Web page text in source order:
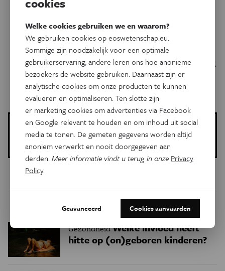
Sterven in 2015 meer vrouwen aan longkanker dan
aan borstkanker?
Verbetert een nieuwe test de diagnose van hartinfarct
bij vrouwen?
Meer over de volgende onderwerpen:
Gerelateerde artikels
GezondheidWelke invloed heeft
hitte op (on)geboren kinderen?
Welke cookies gebruiken we en waarom?
We gebruiken cookies op eoswetenschap.eu.
Sommige zijn noodzakelijk voor een optimale
gebruikerservaring, andere leren ons hoe anonieme
bezoekers de website gebruiken. Daarnaast zijn er
analytische cookies om onze producten te kunnen
evalueren en optimaliseren. Ten slotte zijn
er marketing cookies om advertenties via Facebook
en Google relevant te houden en om inhoud uit social
media te tonen. De gemeten gegevens worden altijd
anoniem verwerkt en nooit doorgegeven aan
derden.Meer informatie vindt u terug in onze Privacy
Policy.
Geavanceerd Cookies aanvaarden